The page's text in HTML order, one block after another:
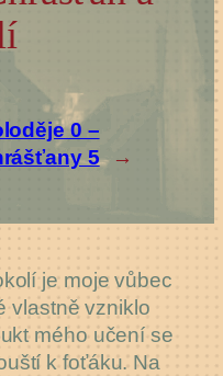
0 –
5
→
je moje vůbec
vlastně vzniklo
mého učení se
k foťáku. Na